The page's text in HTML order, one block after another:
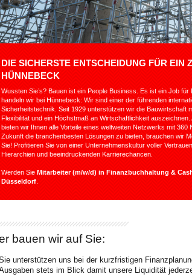
DIE SICHERSTE ENTSCHEIDUNG FÜR EIN
HÜNNEBECK
Wussten Sie’s? Bauen ist ein People Business. Es ist ein Job
handeln wir bei Hünnebeck: Wir sind einer der führenden
Sicherheitstechnik. Seit 1929 unterstützen wir die Bauwirtschaft
Flexibilität und ein Höchstmaß an Wirtschaftlichkeit
bieten wir Ihnen alle Vorteile eines weltweiten Netzwerks mit
Zukunft die branchenbesten Lösungen zu bieten, brauchen wir
Sie! Profitieren Sie von einer Unternehmenskultur voller
Hierarchien und beeindruckenden Karrierechancen.
Werden Sie Mitarbeiter (m/w/d) in Finanzbuchhaltung &
Düsseldorf
bauen wir auf Sie:
unterstützen uns bei der kurzfristigen
stets im Blick damit unsere Liquidität